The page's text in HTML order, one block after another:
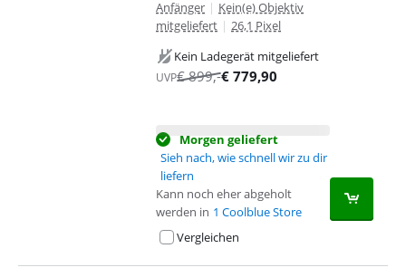
Anfänger | Kein(e) Objektiv
mitgeliefert | 26,1 Pixel
Kein Ladegerät mitgeliefert
UVP€899,-€ 779,90
Morgen geliefert
Sieh nach, wie schnell wir zu dir
liefern
Kann noch eher abgeholt
werden in 1 Coolblue Store
Vergleichen